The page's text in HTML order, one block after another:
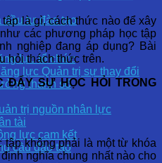
đầu tư đào tạo
lực tổ chức
lực Quản trị sự thay đổi
thành số
trị nguồn nhân lực
tài
lực cam kết
cầu đào tạo
là gì, cách thức nào để xây
các phương pháp học tập
nghiệp đang áp dụng? Bài
hỏi thách thức trên.
ĐẨY SỰ HỌC HỎI TRONG
không phải là một từ khóa
nghĩa chung nhất nào cho